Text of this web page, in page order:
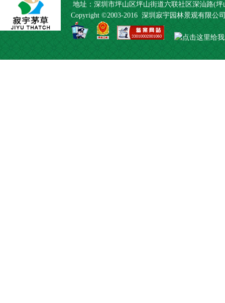
地址：深圳市坪山区坪山街道六联社区深汕路(
Copyright ©2003-2016 深圳寂宇园林景观有限公